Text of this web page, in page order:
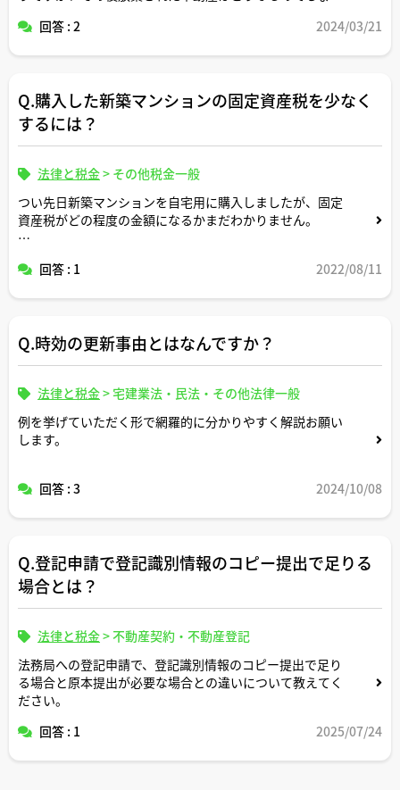
回答 : 2 2024/03/21
Q.購入した新築マンションの固定資産税を少なく
するには？
法律と税金> その他税金一般
つい先日新築マンションを自宅用に購入しましたが、固定
資産税がどの程度の金額になるかまだわかりません。
その適用はどうしたら受けられますか？
回答 : 1 2022/08/11
Q.時効の更新事由とはなんですか？
法律と税金>宅建業法・民法・その他法律一般
例を挙げていただく形で網羅的に分かりやすく解説お願い
します。
回答 : 3 2024/10/08
Q.登記申請で登記識別情報のコピー提出で足りる
場合とは？
法律と税金>不動産契約・不動産登記
法務局への登記申請で、登記識別情報のコピー提出で足り
る場合と原本提出が必要な場合との違いについて教えてく
ださい。
回答 : 1
2025/07/24